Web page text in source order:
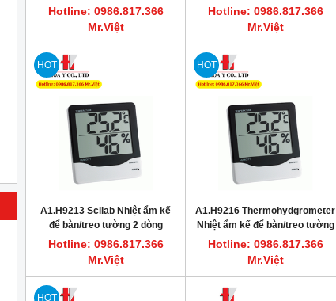
Dostmann 5020-3825
Hotline: 0986.817.366
Mr.Việt
Hotline: 0986.817.366
Mr.Việt
HOT
A1.H9213 Scilab Nhiệt ẩm kế
để bàn/treo tường 2 dòng
Hotline: 0986.817.366
Mr.Việt
HOT
A1.H9216 Thermohydgrometer
Nhiệt ẩm kế để bàn/treo tường
Hotline: 0986.817.366
Mr.Việt
HOT